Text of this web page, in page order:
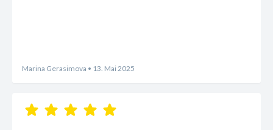
Marina Gerasimova • 13. Mai 2025